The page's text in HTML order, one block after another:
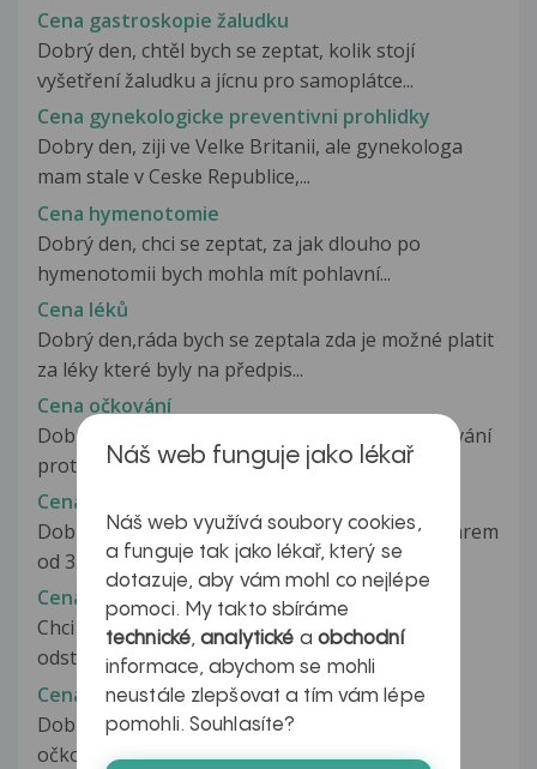
Cena gastroskopie žaludku
Dobrý den, chtěl bych se zeptat, kolik stojí
vyšetření žaludku a jícnu pro samoplátce...
Cena gynekologicke preventivni prohlidky
Dobry den, ziji ve Velke Britanii, ale gynekologa
mam stale v Ceske Republice,...
Cena hymenotomie
Dobrý den, chci se zeptat, za jak dlouho po
hymenotomii bych mohla mít pohlavní...
Cena léků
Dobrý den,ráda bych se zeptala zda je možné platit
za léky které byly na předpis...
Cena očkování
Dobrý den,chtěla bych s zeptat kolik stojí očkování
proti planým neštovicím?....
Cena očkování Prevenar 13
Dobrý den, moje dcerka byla ockovaná Prevenarem
od 3.měsíce věku a byl plně...
Cena plastiky
Chci si udělat plastiku prsou, ne zvětšit tudiž je
odstranit. Je to vůbec možné...
Cena za očkování Prevenar 13
Dobrý den,chtěla jsem se zaptat kolik stojí
očkování Prevenar 13 ve 3 měsících.Děkuji...
Náš web funguje jako lékař
Náš web využívá soubory cookies,
a funguje tak jako lékař, který se
dotazuje, aby vám mohl co nejlépe
pomoci. My takto sbíráme
technické,analytické a obchodní
informace, abychom se mohli
neustále zlepšovat a tím vám lépe
pomohli. Souhlasíte?